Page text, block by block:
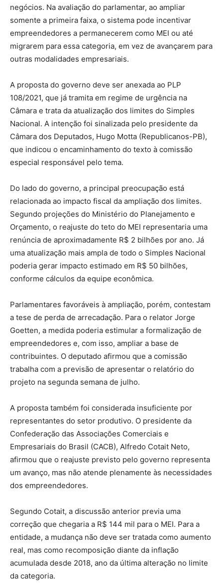
negócios. Na avaliação do parlamentar, ao ampliar
somente a primeira faixa, o sistema pode incentivar
empreendedores a permanecerem como MEI ou até
migrarem para essa categoria, em vez de avançarem para
outras modalidades empresariais.
A proposta do governo deve ser anexada ao PLP
108/2021, que já tramita em regime de urgência na
Câmara e trata da atualização dos limites do Simples
Nacional. A intenção foi sinalizada pelo presidente da
Câmara dos Deputados, Hugo Motta (Republicanos-PB),
que indicou o encaminhamento do texto à comissão
especial responsável pelo tema.
Do lado do governo, a principal preocupação está
relacionada ao impacto fiscal da ampliação dos limites.
Segundo projeções do Ministério do Planejamento e
Orçamento, o reajuste do teto do MEI representaria uma
renúncia de aproximadamente R$ 2 bilhões por ano. Já
uma atualização mais ampla de todo o Simples Nacional
poderia gerar impacto estimado em R$ 50 bilhões,
conforme cálculos da equipe econômica.
Parlamentares favoráveis à ampliação, porém, contestam
a tese de perda de arrecadação. Para o relator Jorge
Goetten, a medida poderia estimular a formalização de
empreendedores e, com isso, ampliar a base de
contribuintes. O deputado afirmou que a comissão
trabalha com a previsão de apresentar o relatório do
projeto na segunda semana de julho.
A proposta também foi considerada insuficiente por
representantes do setor produtivo. O presidente da
Confederação das Associações Comerciais e
Empresariais do Brasil (CACB), Alfredo Cotait Neto,
afirmou que o reajuste previsto pelo governo representa
um avanço, mas não atende plenamente às necessidades
dos empreendedores.
Segundo Cotait, a discussão anterior previa uma
correção que chegaria a R$ 144 mil para o MEI. Para a
entidade, a mudança não deve ser tratada como aumento
real, mas como recomposição diante da inflação
acumulada desde 2018, ano da última alteração no limite
da categoria.